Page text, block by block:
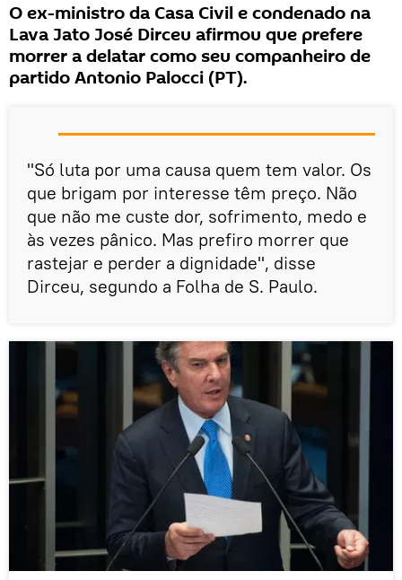
O ex-ministro da Casa Civil e condenado na
Lava Jato José Dirceu afirmou que prefere
morrer a delatar como seu companheiro de
partido Antonio Palocci (PT).
"Só luta por uma causa quem tem valor. Os
que brigam por interesse têm preço. Não
que não me custe dor, sofrimento, medo e
às vezes pânico. Mas prefiro morrer que
rastejar e perder a dignidade", disse
Dirceu, segundo a Folha de S. Paulo.